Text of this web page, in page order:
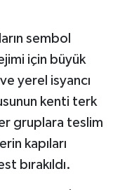
sembol
için büyük
yerel isyancı
kenti terk
gruplara teslim
kapıları
bırakıldı.